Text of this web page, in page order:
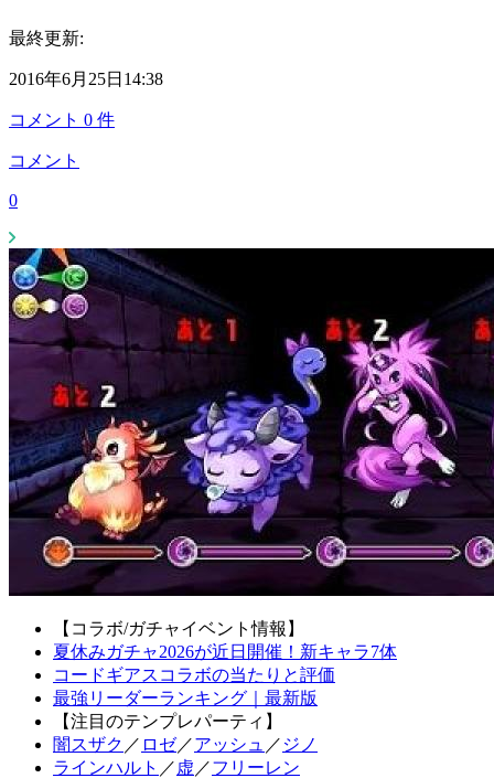
最終更新:
2016年6月25日14:38
コメント 0 件
コメント
0
【コラボ/ガチャイベント情報】
夏休みガチャ2026が近日開催！新キャラ7体
コードギアスコラボの当たりと評価
最強リーダーランキング｜最新版
【注目のテンプレパーティ】
闇スザク ／ ロゼ／アッシュ ／ ジノ
ラインハルト ／ 虚 ／フリーレン